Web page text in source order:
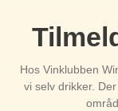
Hos Vinklubben
vi selv drikker.